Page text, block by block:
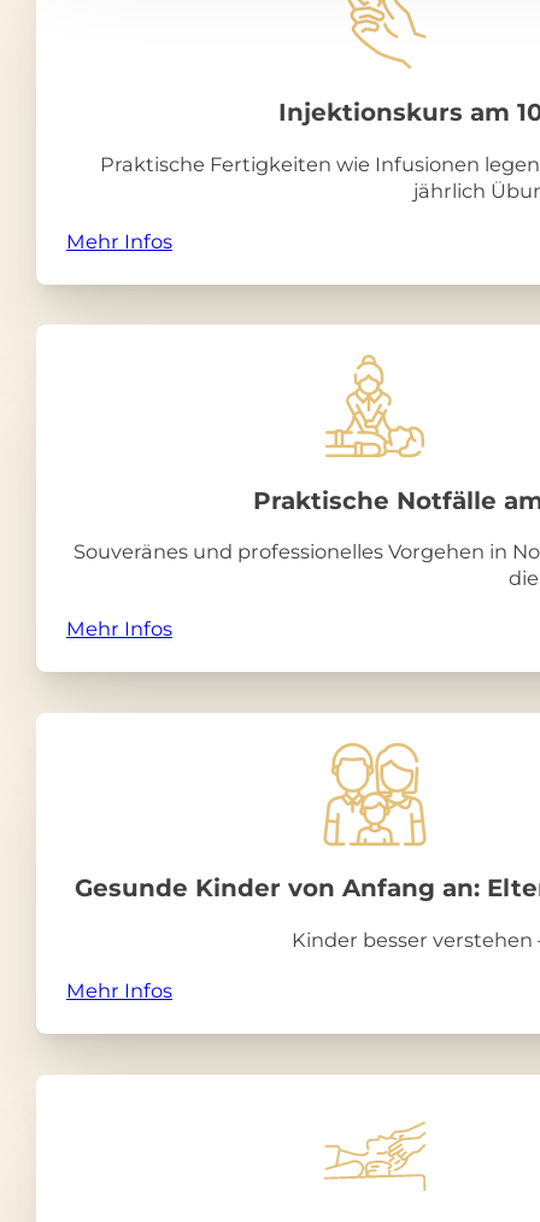
Injektionskurs am
Praktische Fertigkeiten wie Infusionen
jährlich
Mehr Infos
Praktische Notfälle am
Souveränes und professionelles Vorgehen in
Mehr Infos
Gesunde Kinder von Anfang an:
Kinder besser
Mehr Infos